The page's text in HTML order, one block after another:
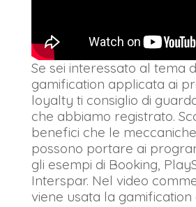
Se sei interessato al tema
gamification applicata ai
loyalty ti consiglio di
che abbiamo registrato.
benefici che le
possono portare ai
gli esempi di Booking,
Interspar. Nel video
viene usata la gamification